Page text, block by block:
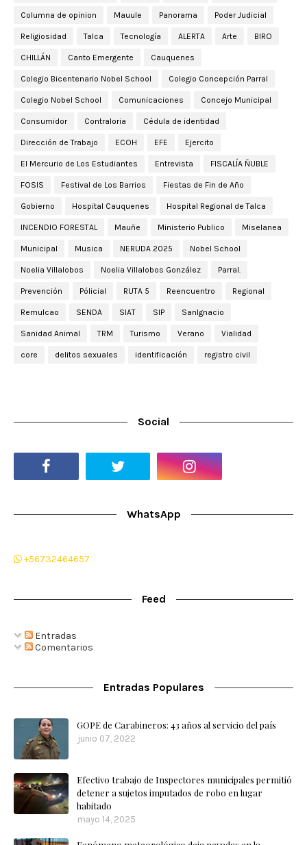
Columna de opinion Mauule Panorama Poder Judicial
Religiosidad Talca Tecnología ALERTA Arte BIRO
CHILLÁN Canto Emergente Cauquenes
Colegio Bicentenario Nobel School Colegio Concepción Parral
Colegio Nobel School Comunicaciones Concejo Municipal
Consumidor Contraloria Cédula de identidad
Dirección de Trabajo ECOH EFE Ejercito
El Mercurio de Los Estudiantes Entrevista FISCALÍA ÑUBLE
FOSIS Festival de Los Barrios Fiestas de Fin de Año
Gobierno Hospital Cauquenes Hospital Regional de Talca
INCENDIO FORESTAL Mauñe Ministerio Publico Miselanea
Municipal Musica NERUDA 2025 Nobel School
Noelia Villalobos Noelia Villalobos González Parral.
Prevención Pólicial RUTA 5 Reencuentro Regional
Remulcao SENDA SIAT SIP SanIgnacio
Sanidad Animal TRM Turismo Verano Vialidad
core delitos sexuales identificación registro civil
Social
WhatsApp
+56732464657
Feed
Entradas
Comentarios
Entradas Populares
GOPE de Carabineros: 43 años al servicio del país
junio 07, 2022
Efectivo trabajo de Inspectores municipales permitió
detener a sujetos imputados de robo en lugar
habitado
mayo 14, 2025